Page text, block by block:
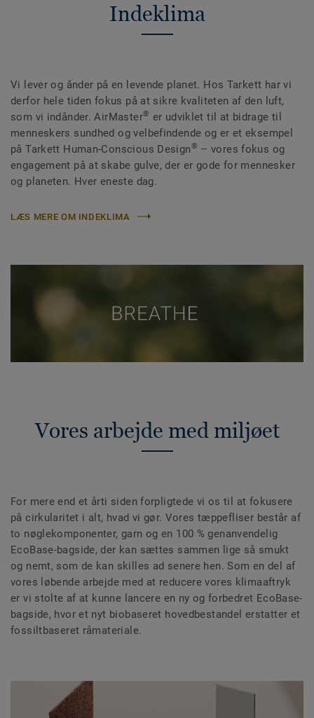
Indeklima
Vi lever og ånder på en levende planet. Hos Tarkett har vi
derfor hele tiden fokus på at sikre kvaliteten af den luft,
som vi indånder. AirMaster® er udviklet til at bidrage til
menneskers sundhed og velbefindende og er et eksempel
på Tarkett Human-Conscious Design® – vores fokus og
engagement på at skabe gulve, der er gode for mennesker
og planeten. Hver eneste dag.
LÆS MERE OM INDEKLIMA
Vores arbejde med miljøet
For mere end et årti siden forpligtede vi os til at fokusere
på cirkularitet i alt, hvad vi gør. Vores tæppefliser består af
to nøglekomponenter, garn og en 100 % genanvendelig
EcoBase-bagside, der kan sættes sammen lige så smukt
og nemt, som de kan skilles ad senere hen. Som en del af
vores løbende arbejde med at reducere vores klimaaftryk
er vi stolte af at kunne lancere en ny og forbedret EcoBase-
bagside, hvor et nyt biobaseret hovedbestandel erstatter et
fossiltbaseret råmateriale.